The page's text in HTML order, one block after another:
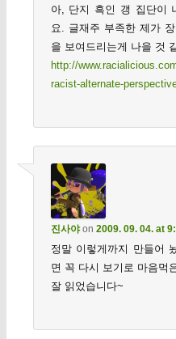
아, 단지 흑인 갱 집단이
요. 글재주 부족한 제가
을 보여드리는게 나을 것
http://
racist-alternate-
진사야on 2009. 09. 04. at
정말 이렇게까지 만들어
면 꼭 다시 보기로 마음먹
잘 읽었습니다~